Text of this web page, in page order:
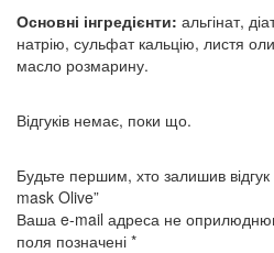
Основні інгредієнти: альгінат,
натрію, сульфат кальцію, листя
масло розмарину.
Відгуків немає, поки що.
Будьте першим, хто залишив
mask Olive”
Ваша e-mail адреса не
поля позначені *